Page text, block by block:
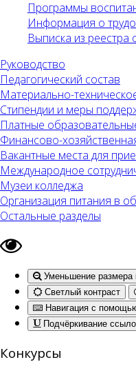
Программы
Информация о
Выписка из
Руководство
Педагогический состав
Материально-
Стипендии и меры
Платные
Финансово-
Вакантные места для
Международное
Музеи колледжа
Организация питания в
Остальные разделы
Уменьшение
Светлый контраст
Навигация с
Подчёркивание
Конкурсы